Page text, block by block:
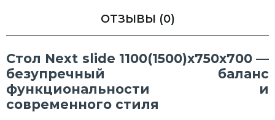
ОТЗЫВЫ (0)
Стол Next slide 1100(1500)х750х700 —
безупречный баланс
функциональности и
современного стиля